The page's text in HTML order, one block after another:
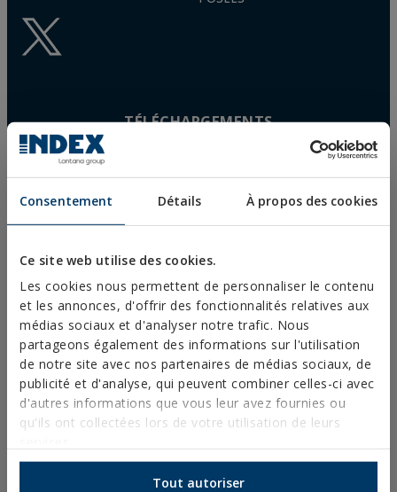
Consentement Détails À propos des cookies
Ce site web utilise des cookies.
Les cookies nous permettent de personnaliser le contenu
et les annonces, d'offrir des fonctionnalités relatives aux
médias sociaux et d'analyser notre trafic. Nous
partageons également des informations sur l'utilisation
de notre site avec nos partenaires de médias sociaux, de
publicité et d'analyse, qui peuvent combiner celles-ci avec
d'autres informations que vous leur avez fournies ou
qu'ils ont collectées lors de votre utilisation de leurs
Tout autoriser
TÉLÉCHARGEMENTS
FICHES DE SÉCURITÉ
HOMOLOGATIONS
DOCUMENTS CAD
RESSOURCES CYPE
Mentions Légales
Politique de Confidentialité
Politique de Cookies
Conditions Génerales de Ventes
Ethical Channel